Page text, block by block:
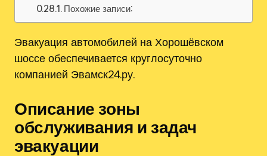
Похожие записи:
Эвакуация автомобилей на Хорошёвском
шоссе обеспечивается круглосуточно
компанией Эвамск24.ру.
Описание зоны
обслуживания и задач
эвакуации